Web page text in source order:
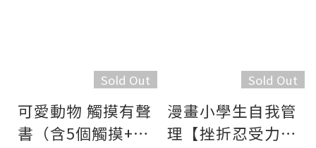
Sold Out
可愛動物 觸摸有聲
書（含5個觸摸+10
Sold Out
漫畫小學生自我管
理【挫折忍受力】